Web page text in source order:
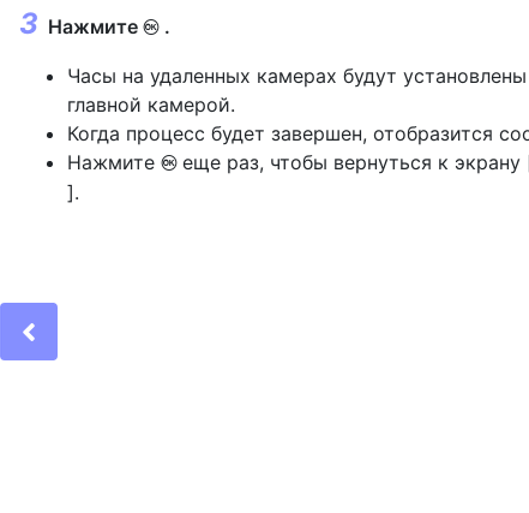
Нажмите J .
Часы на удаленных камерах будут
главной камерой.
Когда процесс будет завершен, отобразится
Нажмите J еще раз, чтобы вернуться к экрану
].